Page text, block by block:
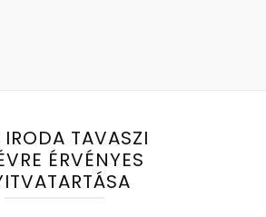
IRODA TAVASZI
ÉRVÉNYES